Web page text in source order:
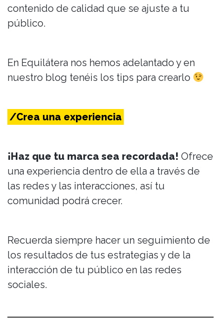
contenido de calidad que se ajuste a tu
público.
En Equilátera nos hemos adelantado y en
nuestro blog tenéis los tips para crearlo
/Crea una experiencia
¡Haz que tu marca sea recordada! Ofrece
una experiencia dentro de ella a través de
las redes y las interacciones, así tu
comunidad podrá crecer.
Recuerda siempre hacer un seguimiento de
los resultados de tus estrategias y de la
interacción de tu público en las redes
sociales.